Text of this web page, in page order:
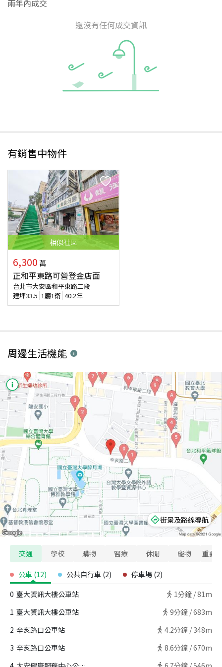
兩年內成交
還沒有任何成交資訊
有銷售中物件
相似社區
6,300 萬
正和平東路可營登金店面
台北市大安區和平東路二段
建坪33.5 1廳1衛 40.2年
周邊生活機能
街景及路線導航
交通 學校 購物 醫療 休閒 寵物 重要
公車 (12) 公共自行車 (2) 停車場 (2)
0 臺大資訊大樓公車站 1分鐘 /81m
1 臺大資訊大樓公車站 9分鐘 /683m
2 辛亥路口公車站 4.2分鐘 / 348m
3 辛亥路口公車站 8.6分鐘 /670m